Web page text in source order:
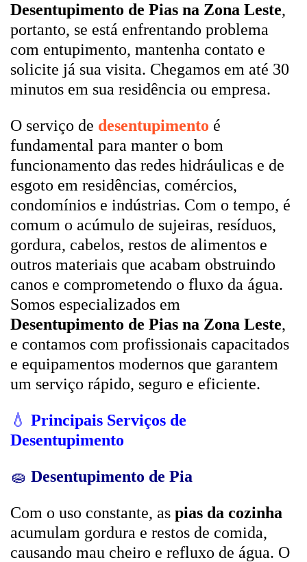
Desentupimento de Pias na Zona Leste,
portanto, se está enfrentando problema
com entupimento, mantenha contato e
solicite já sua visita. Chegamos em até 30
minutos em sua residência ou empresa.
O serviço de desentupimento é
fundamental para manter o bom
funcionamento das redes hidráulicas e de
esgoto em residências, comércios,
condomínios e indústrias. Com o tempo, é
comum o acúmulo de sujeiras, resíduos,
gordura, cabelos, restos de alimentos e
outros materiais que acabam obstruindo
canos e comprometendo o fluxo da água.
Somos especializados em
Desentupimento de Pias na Zona Leste,
e contamos com profissionais capacitados
e equipamentos modernos que garantem
um serviço rápido, seguro e eficiente.
💧 Principais Serviços de
Desentupimento
🧽 Desentupimento de Pia
Com o uso constante, as pias da cozinha
acumulam gordura e restos de comida,
causando mau cheiro e refluxo de água. O